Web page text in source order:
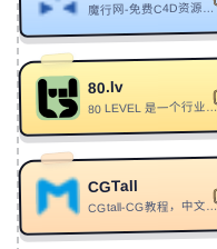
81 MY OXYGEN(PHONK)
82
83 禅花落 Zen flowers
84
85 Indicate
86 沒出息 Useless｜議
Life
87 没出息
Oh My PPT - 开源免
https://
入导出PPTX、多风格
KPanel — 现代 Linux
https://kpanel.kejilion.sh/
Web 管理面板，支持
Nginx、Docker 和应
系统监控、Docker 管
魔行网-免费C4D资源网站，无需会员可下载海量C4D素材
80.lv
8 0 LEVEL 是一个行业领先的平台，面向游戏开发者、数字艺术家、动画师、电子游戏爱好者、CGI和VFX专家。加入我们，了解新的工作流程，讨论新的工具并分享你的作品。
CGTall
CGtall-CG教程，中文字幕教程，平面设计教程、三维动画教程、影视后期教程、游戏特效教程，视频拍摄剪辑教程，国外设计课程，提供最优质的maya、Houdini、zbrush、3dmax、Nuke等课程,为用户提供了各种CG资源素材和软件插件下载.